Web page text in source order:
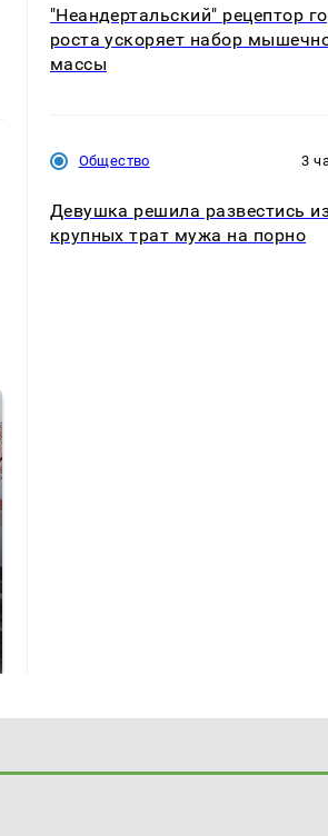
"Неандертальский" рецептор
роста ускоряет набор
массы
Общество 3
Девушка решила развестись
крупных трат мужа на порно